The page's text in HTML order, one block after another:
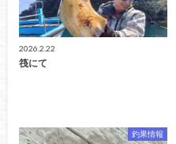
2026.2.22
筏にて
釣果情報